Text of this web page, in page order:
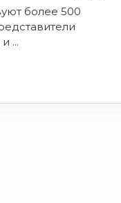
более 500
...